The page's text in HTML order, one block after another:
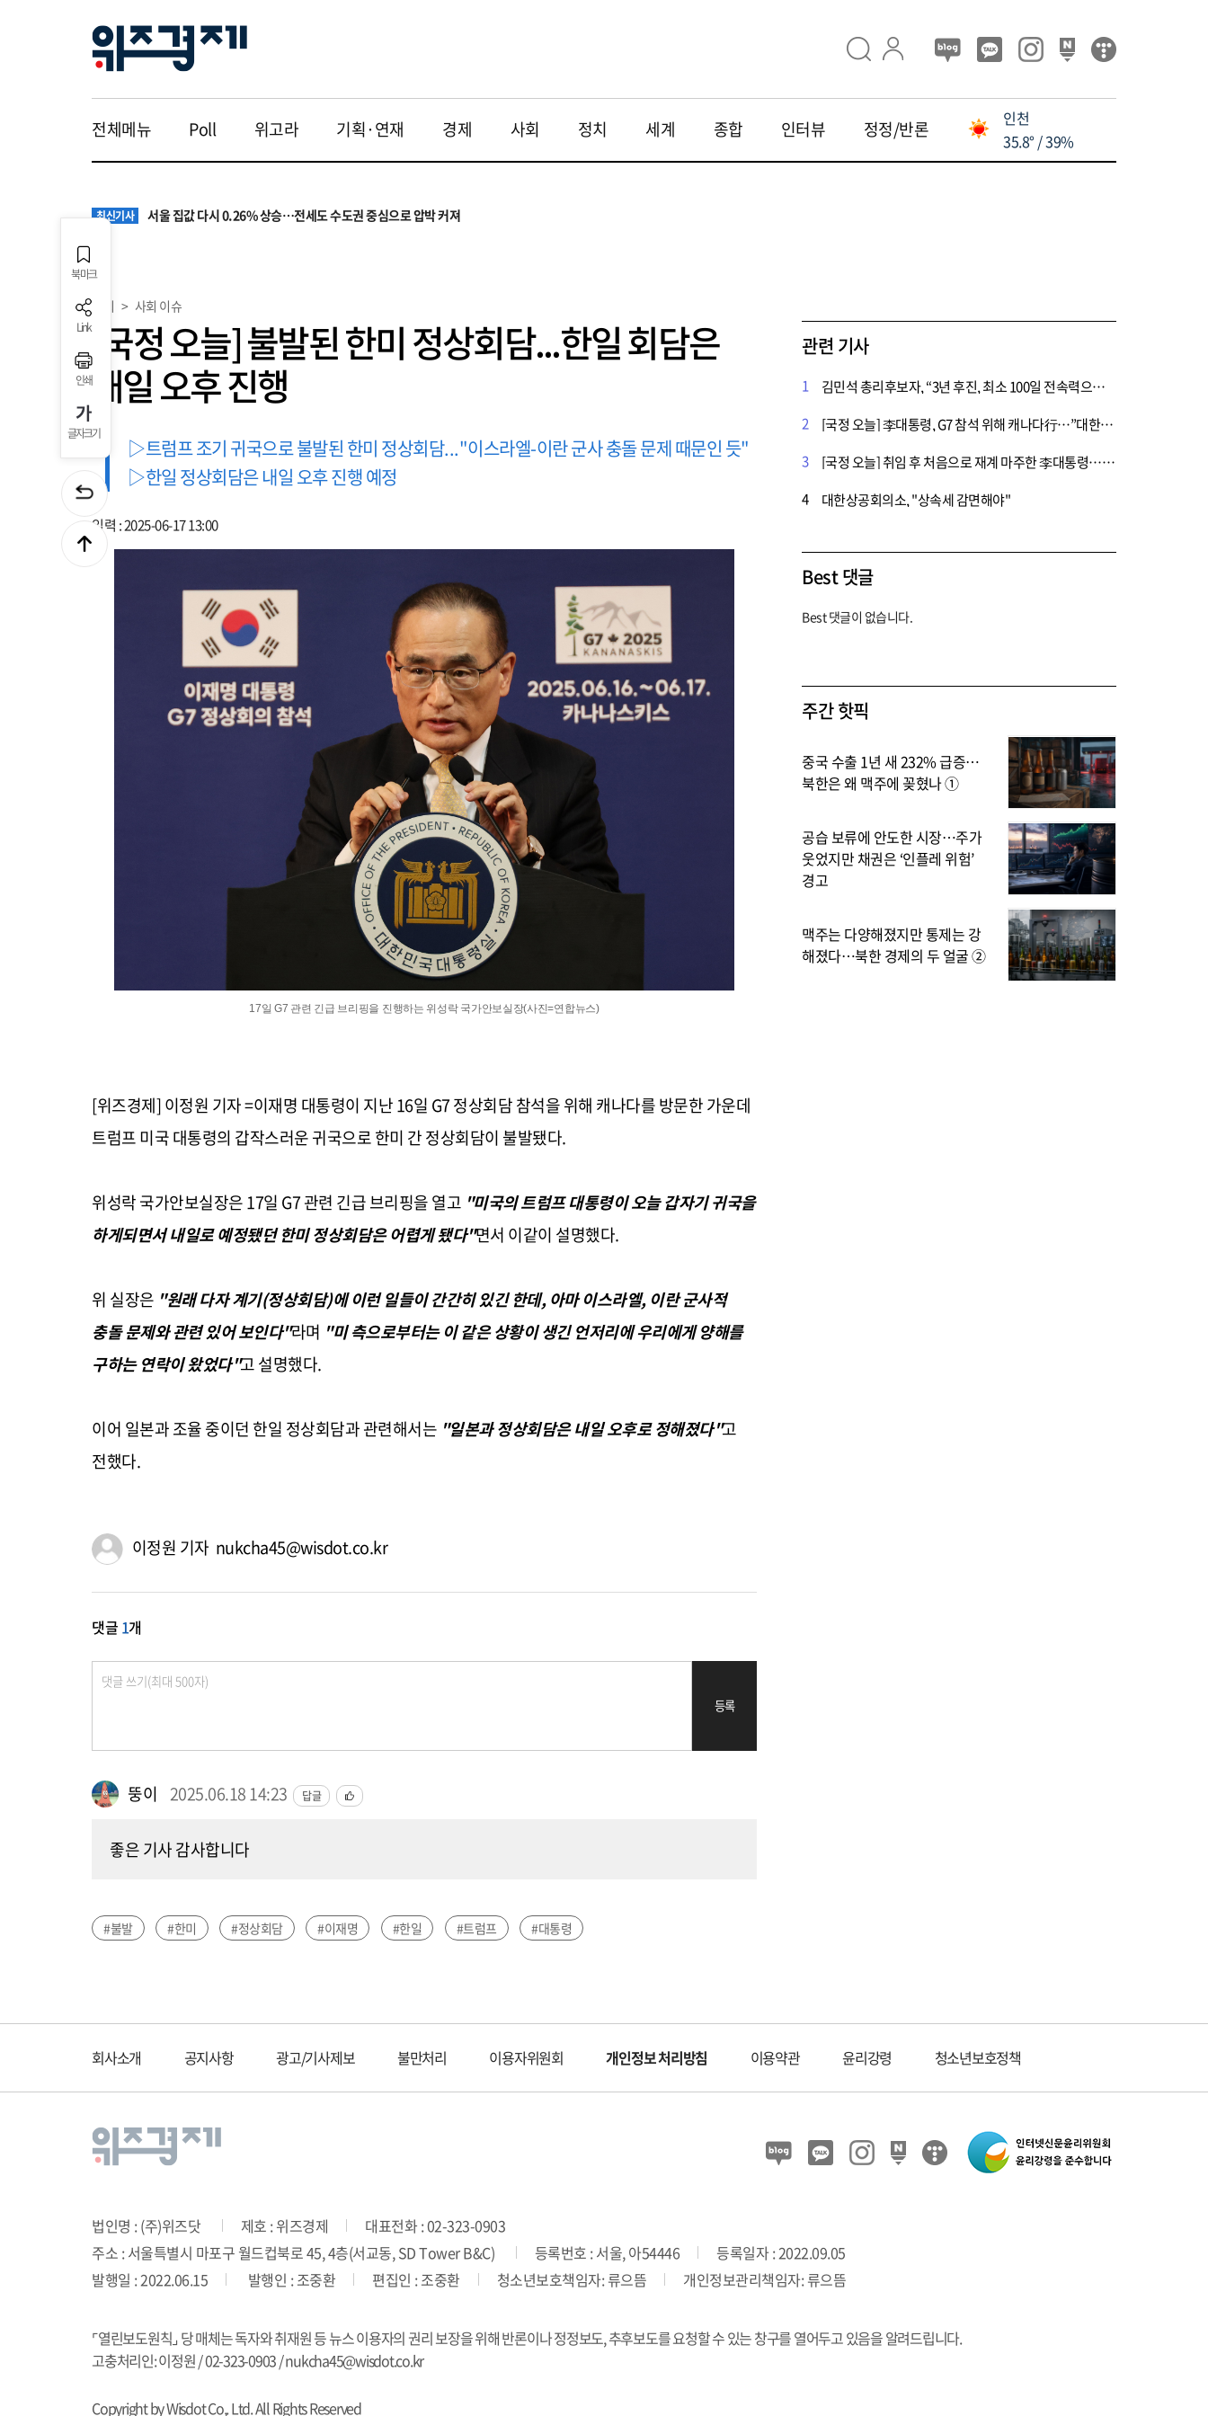
전체메뉴 Poll 위고라 기획·연재 경제 사회 정치 세계 종합 인터뷰 정정/반론
인천
35.8° / 39%
최신기사 서울 집값 다시 0.26% 상승…전세도 수도권 중심으로 압박 커져
최신기사
북마크
Link
인쇄
글자크기
사회 > 사회 이슈
[국정 오늘] 불발된 한미 정상회담...한일 회담은
내일 오후 진행
▷트럼프 조기 귀국으로 불발된 한미 정상회담..."이스라엘-이란 군사 충돌 문제 때문인 듯"
▷한일 정상회담은 내일 오후 진행 예정
입력 : 2025-06-17 13:00
17일 G7 관련 긴급 브리핑을 진행하는 위성락 국가안보실장(사진=연합뉴스)
[위즈경제] 이정원 기자 =이재명 대통령이 지난 16일 G7 정상회담 참석을 위해 캐나다를 방문한 가운데
트럼프 미국 대통령의 갑작스러운 귀국으로 한미 간 정상회담이 불발됐다.
위성락 국가안보실장은 17일 G7 관련 긴급 브리핑을 열고 "미국의 트럼프 대통령이 오늘 갑자기 귀국을
하게되면서 내일로 예정됐던 한미 정상회담은 어렵게 됐다"면서 이같이 설명했다.
위 실장은 "원래 다자 계기(정상회담)에 이런 일들이 간간히 있긴 한데, 아마 이스라엘, 이란 군사적
충돌 문제와 관련 있어 보인다"라며 "미 측으로부터는 이 같은 상황이 생긴 언저리에 우리에게 양해를
구하는 연락이 왔었다"고 설명했다.
이어 일본과 조율 중이던 한일 정상회담과 관련해서는 "일본과 정상회담은 내일 오후로 정해졌다"고
전했다.
이정원 기자 nukcha45@wisdot.co.kr
댓글 1개
등록
뚱이 2025.06.18 14:23 답글
좋은 기사 감사합니다
관련 기사
1
김민석 총리후보자, “3년 후진, 최소 100일 전속력으로 달려야"
2
[국정 오늘] 李대통령, G7 참석 위해 캐나다行…”대한민국 위상 높이는 기회될 것”
3
[국정 오늘] 취임 후 처음으로 재계 마주한 李대통령…”정부, 기업 지원에 적극 나설 것”
4
대한상공회의소, "상속세 감면해야"
Best 댓글
Best 댓글이 없습니다.
주간 핫픽
중국 수출 1년 새 232% 급증…
북한은 왜 맥주에 꽂혔나 ①
공습 보류에 안도한 시장…주가
웃었지만 채권은 ‘인플레 위험’
경고
맥주는 다양해졌지만 통제는 강
해졌다…북한 경제의 두 얼굴 ②
#불발 #한미 #정상회담 #이재명 #한일 #트럼프 #대통령
회사소개 공지사항 광고/기사제보 불만처리 이용자위원회 개인정보 처리방침 이용약관 윤리강령 청소년보호정책
법인명 : (주)위즈닷 제호 : 위즈경제
대표전화 : 02-323-0903
주소 : 서울특별시 마포구 월드컵북로 45, 4층(서교동, SD Tower B&C)
등록번호 : 서울, 아54446
등록일자 : 2022.09.05
발행일 : 2022.06.15
발행인 : 조중환 편집인 : 조중환 청소년보호책임자: 류으뜸 개인정보관리책임자: 류으뜸
⌜열린보도원칙⌟ 당 매체는 독자와 취재원 등 뉴스 이용자의 권리 보장을 위해 반론이나 정정보도, 추후보도를 요청할 수 있는 창구를 열어두고 있음을 알려드립니다.
고충처리인: 이정원 / 02-323-0903 / nukcha45@wisdot.co.kr
Copyright by Wisdot Co,. Ltd. All Rights Reserved